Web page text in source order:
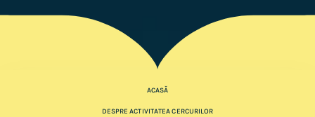
ACASĂ
DESPRE ACTIVITATEA CERCURILOR